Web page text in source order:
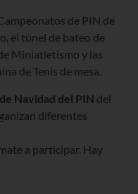
de PIN de
el túnel de bateo de
Miniatletismo y las
de Tenis de mesa.
Navidad del PIN del
diferentes
a participar. Hay